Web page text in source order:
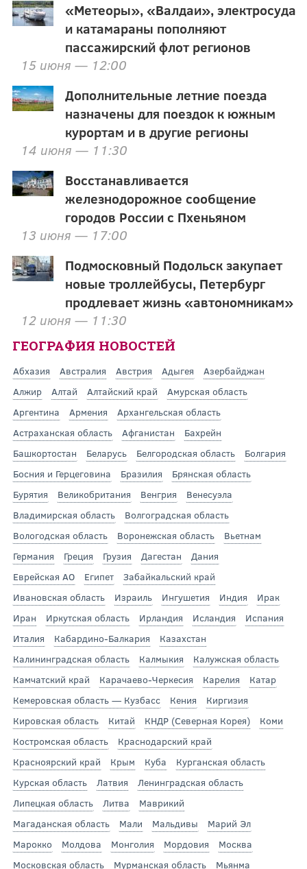
«Метеоры», «Валдаи», электросуда
и катамараны пополняют
пассажирский флот регионов
15 июня — 12:00
Дополнительные летние поезда
назначены для поездок к южным
курортам и в другие регионы
14 июня — 11:30
Восстанавливается
железнодорожное сообщение
городов России с Пхеньяном
13 июня — 17:00
Подмосковный Подольск закупает
новые троллейбусы, Петербург
продлевает жизнь «автономникам»
12 июня — 11:30
ГЕОГРАФИЯ НОВОСТЕЙ
Абхазия Австралия Австрия Адыгея
Азербайджан
Алжир
Алтай Алтайский край
Амурская область
Аргентина
Армения
Архангельская область
Астраханская область
Афганистан
Бахрейн
Башкортостан
Беларусь Белгородская область
Болгария
Босния и Герцеговина
Бразилия
Брянская область
Бурятия
Великобритания Венгрия
Венесуэла
Владимирская область
Волгоградская область
Вологодская область
Воронежская область
Вьетнам
Германия
Греция Грузия Дагестан
Дания
Еврейская АО
Египет
Забайкальский край
Ивановская область
Израиль Ингушетия Индия
Ирак
Иран
Иркутская область Ирландия Исландия
Испания
Италия
Кабардино-Балкария
Казахстан
Калининградская область
Калмыкия
Калужская область
Камчатский край
Карачаево-Черкесия Карелия
Катар
Кемеровская область — Кузбасс
Кения
Киргизия
Кировская область
Китай КНДР (Северная Корея)
Коми
Костромская область
Краснодарский край
Красноярский край
Крым Куба
Курганская область
Курская область
Латвия
Ленинградская область
Липецкая область
Литва
Маврикий
Магаданская область
Мали Мальдивы
Марий Эл
Марокко
Молдова Монголия Мордовия
Москва
Московская область
Мурманская область Мьянма